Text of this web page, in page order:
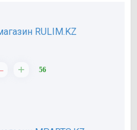
RULIM.KZ
+ 56